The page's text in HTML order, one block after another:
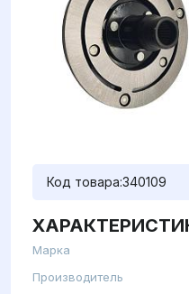
Код товара:340109
Марка
Производитель